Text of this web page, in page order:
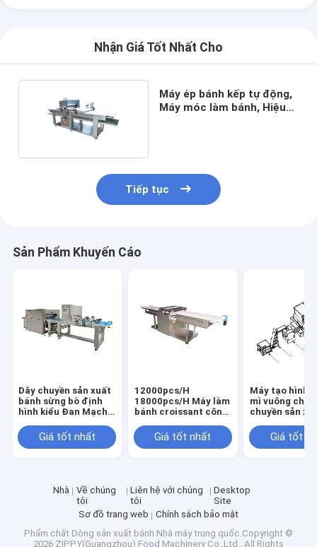
Nhận Giá Tốt Nhất Cho
Máy ép bánh kếp tự động,
Máy móc làm bánh, Hiệu
Tiếp tục
Sản Phẩm Khuyến Cáo
Dây chuyền sản xuất
bánh sừng bò định
hình kiểu Đan Mạch
Giá tốt nhất
12000pcs/H
18000pcs/H Máy làm
bánh croissant công
Giá tốt nhất
Máy tạo hình
mì vuông cho
chuyền sản
Giá tốt
Nhà
Về chúng
tôi
Liên hệ với chúng
tôi
Desktop
Site
Sơ đồ trang web
Chính sách bảo mật
Phẩm chất Dòng sản xuất bánh Nhà máy trung quốc.Copyright ©
2026 ZIPPY(Guangzhou) Food Machinery Co.,Ltd.. All Rights